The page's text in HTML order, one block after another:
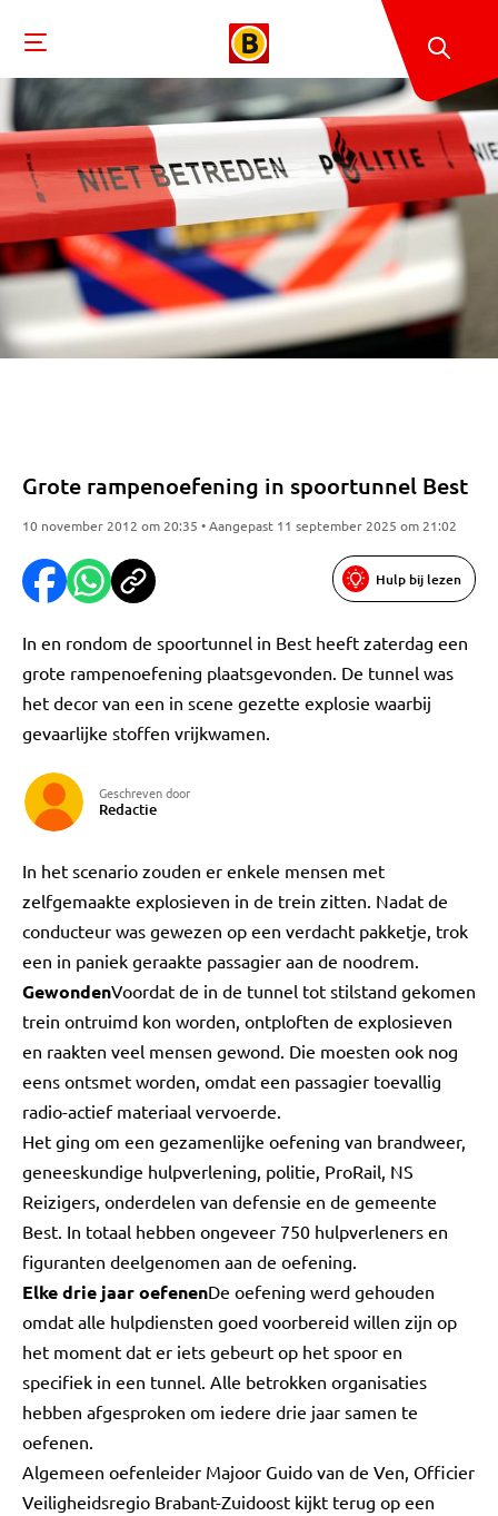
Grote rampenoefening in spoortunnel Best
10 november 2012 om 20:35 • Aangepast 11 september 2025 om 21:02
Hulp bij lezen
In en rondom de spoortunnel in Best heeft zaterdag een
grote rampenoefening plaatsgevonden. De tunnel was
het decor van een in scene gezette explosie waarbij
gevaarlijke stoffen vrijkwamen.
Geschreven door
Redactie
In het scenario zouden er enkele mensen met
zelfgemaakte explosieven in de trein zitten. Nadat de
conducteur was gewezen op een verdacht pakketje, trok
een in paniek geraakte passagier aan de noodrem.
GewondenVoordat de in de tunnel tot stilstand gekomen
trein ontruimd kon worden, ontploften de explosieven
en raakten veel mensen gewond. Die moesten ook nog
eens ontsmet worden, omdat een passagier toevallig
radio-actief materiaal vervoerde.
Het ging om een gezamenlijke oefening van brandweer,
geneeskundige hulpverlening, politie, ProRail, NS
Reizigers, onderdelen van defensie en de gemeente
Best. In totaal hebben ongeveer 750 hulpverleners en
figuranten deelgenomen aan de oefening.
Elke drie jaar oefenenDe oefening werd gehouden
omdat alle hulpdiensten goed voorbereid willen zijn op
het moment dat er iets gebeurt op het spoor en
specifiek in een tunnel. Alle betrokken organisaties
hebben afgesproken om iedere drie jaar samen te
oefenen.
Algemeen oefenleider Majoor Guido van de Ven, Officier
Veiligheidsregio Brabant-Zuidoost kijkt terug op een